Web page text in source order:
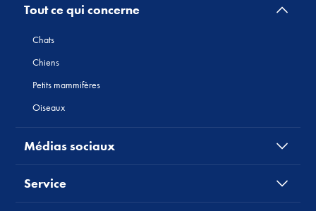
Tout ce qui concerne
Chats
Chiens
Petits mammifères
Oiseaux
Médias sociaux
Service